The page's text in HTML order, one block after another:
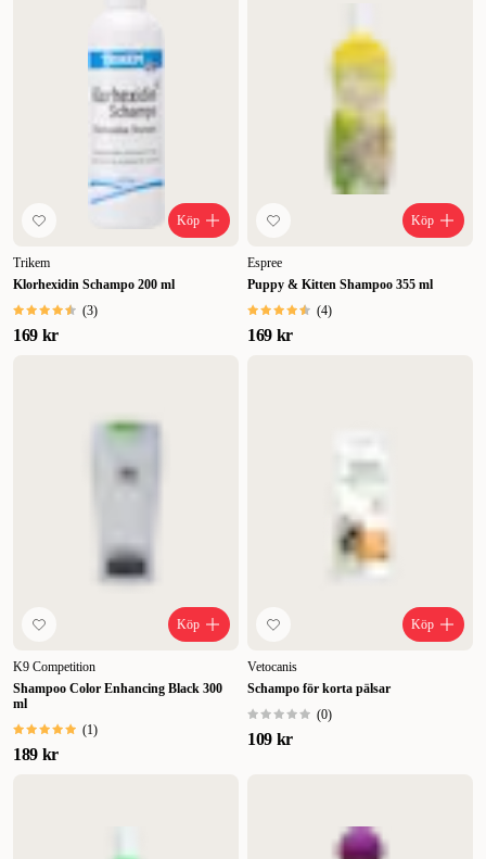
Köp
Trikem
Klorhexidin Schampo 200 ml
(3)
169 kr
Köp
Espree
Puppy & Kitten Shampoo 355 ml
(4)
169 kr
Köp
K9 Competition
Shampoo Color Enhancing Black 300
ml
(1)
189 kr
Köp
Vetocanis
Schampo för korta pälsar
(0)
109 kr